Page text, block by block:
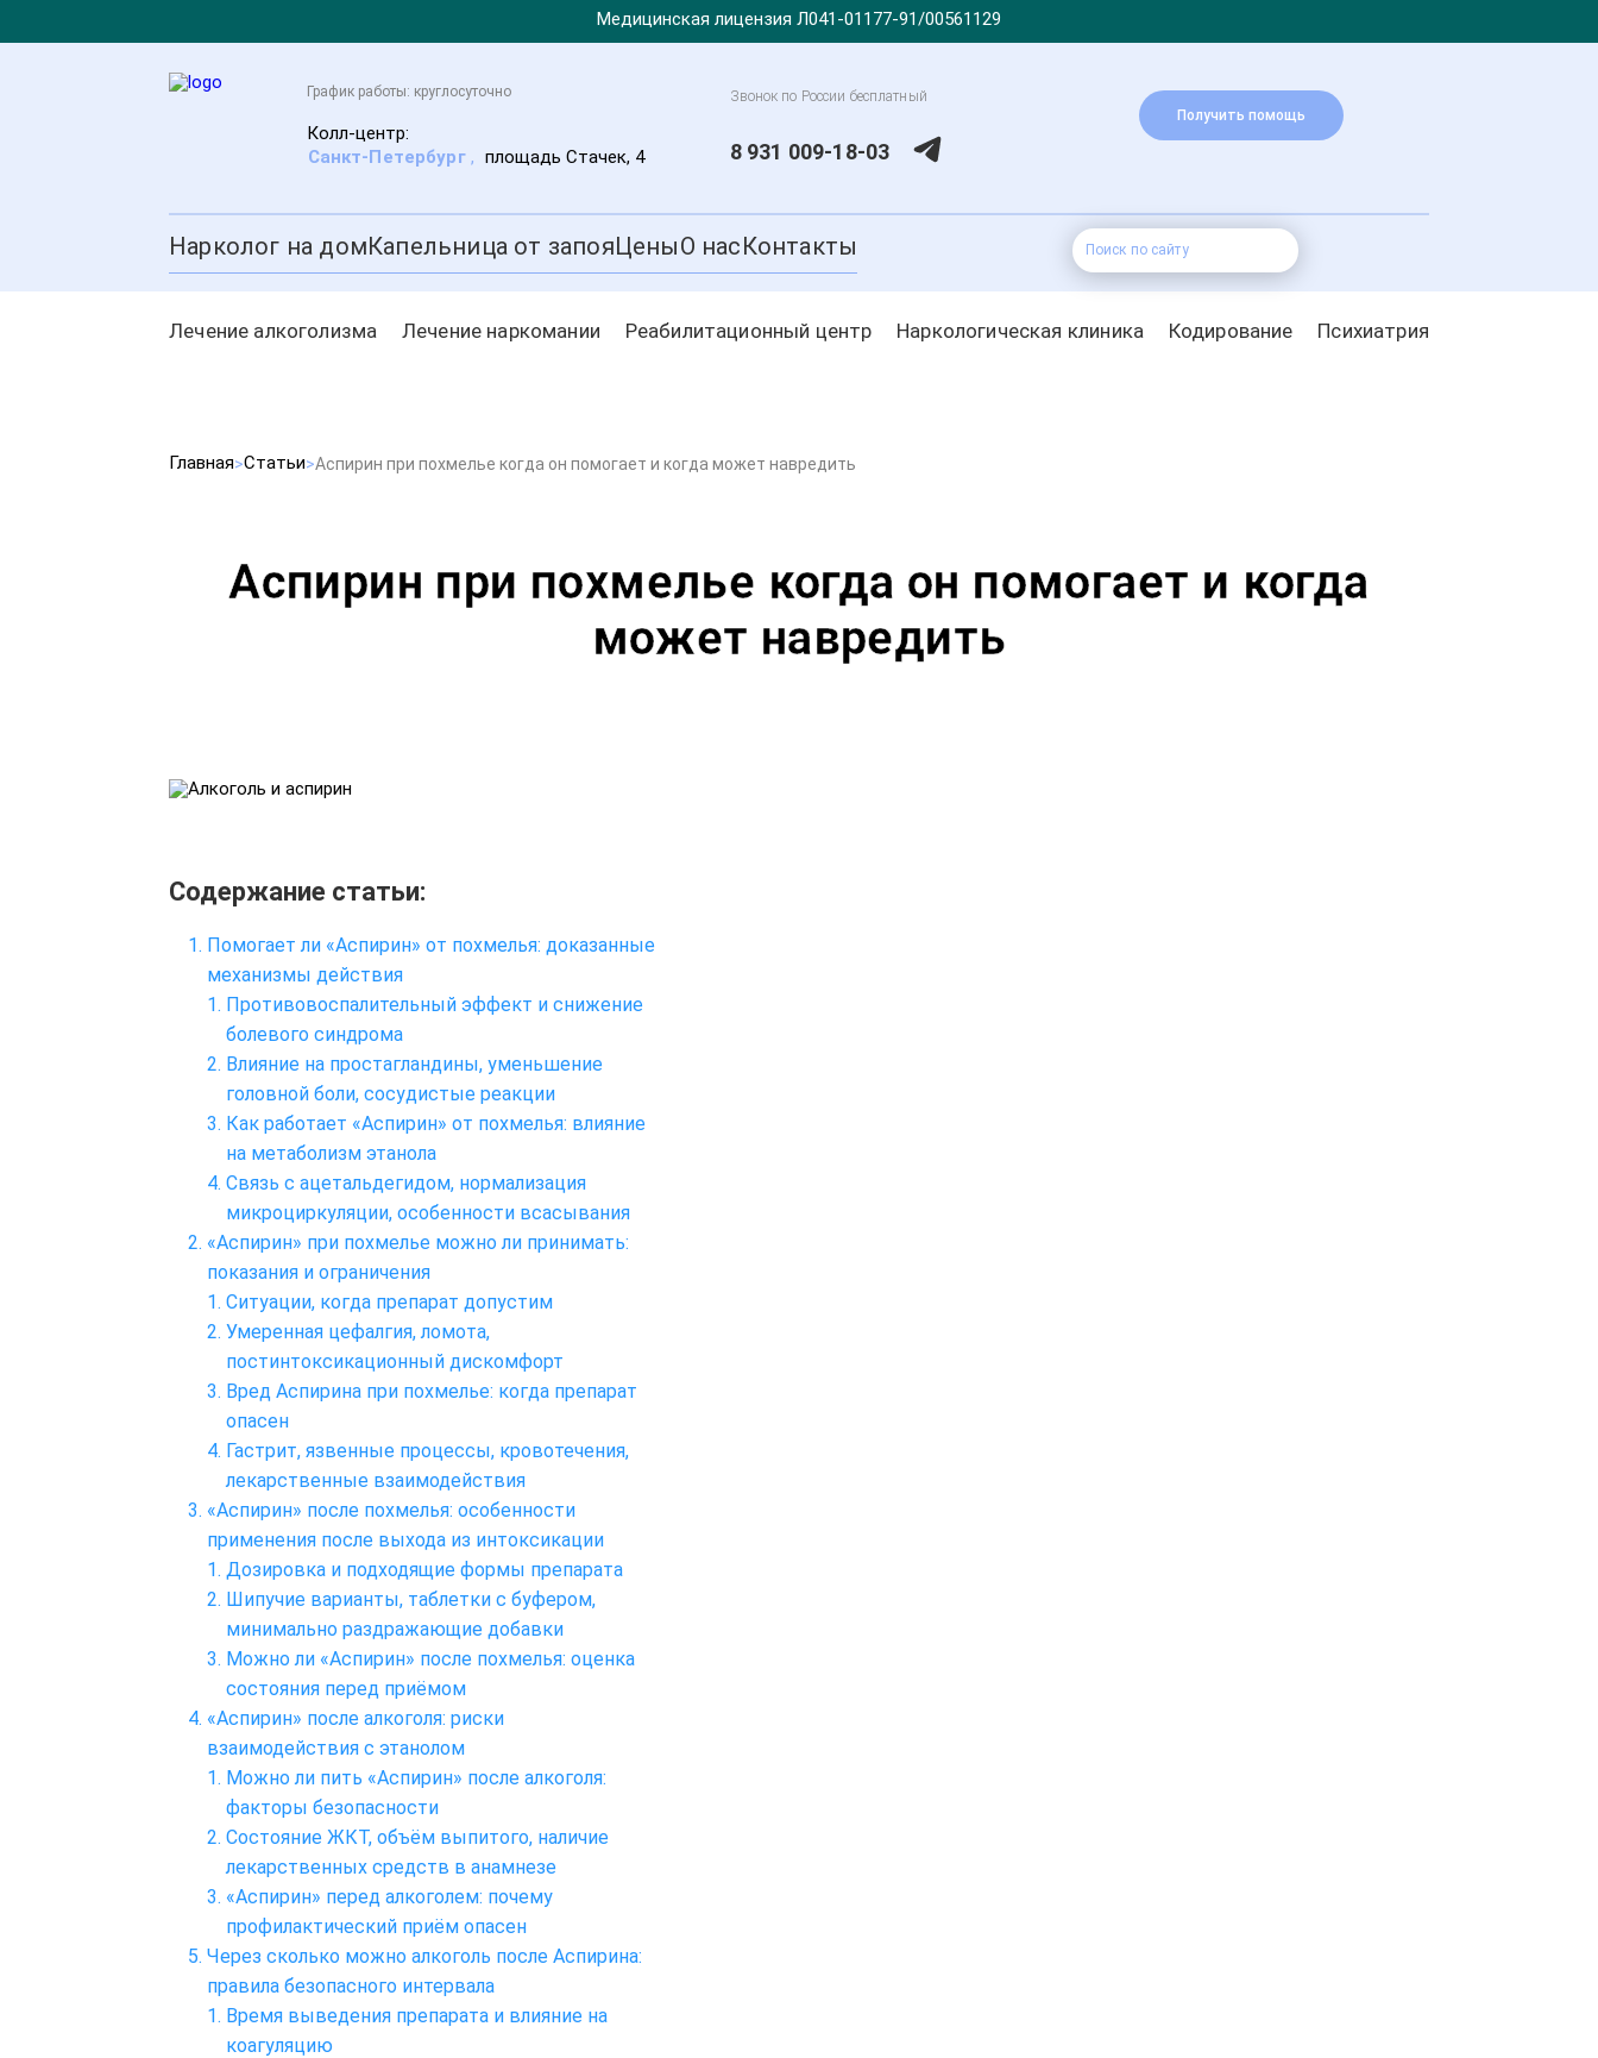
Медицинская лицензия Л041-01177-91/00561129
График работы: круглосуточно
Колл-центр:
Санкт-Петербург , площадь Стачек, 4
Получить помощь
Звонок по России бесплатный
8 931 009-18-03
Нарколог на домКапельница от запояЦеныО насКонтакты
Лечение алкоголизма Лечение наркомании Реабилитационный центр Наркологическая клиника Кодирование Психиатрия
Главная Статьи Аспирин при похмелье когда он помогает и когда может навредить
Аспирин при похмелье когда он помогает и когда
может навредить
Содержание статьи:
Помогает ли «Аспирин» от похмелья: доказанные
механизмы действия
Противовоспалительный эффект и снижение
болевого синдрома
Влияние на простагландины, уменьшение
головной боли, сосудистые реакции
Как работает «Аспирин» от похмелья: влияние
на метаболизм этанола
Связь с ацетальдегидом, нормализация
микроциркуляции, особенности всасывания
«Аспирин» при похмелье можно ли принимать:
показания и ограничения
Ситуации, когда препарат допустим
Умеренная цефалгия, ломота,
постинтоксикационный дискомфорт
Вред Аспирина при похмелье: когда препарат
опасен
Гастрит, язвенные процессы, кровотечения,
лекарственные взаимодействия
«Аспирин» после похмелья: особенности
применения после выхода из интоксикации
Дозировка и подходящие формы препарата
Шипучие варианты, таблетки с буфером,
минимально раздражающие добавки
Можно ли «Аспирин» после похмелья: оценка
состояния перед приёмом
«Аспирин» после алкоголя: риски
взаимодействия с этанолом
Можно ли пить «Аспирин» после алкоголя:
факторы безопасности
Состояние ЖКТ, объём выпитого, наличие
лекарственных средств в анамнезе
«Аспирин» перед алкоголем: почему
профилактический приём опасен
Через сколько можно алкоголь после Аспирина:
правила безопасного интервала
Время выведения препарата и влияние на
коагуляцию